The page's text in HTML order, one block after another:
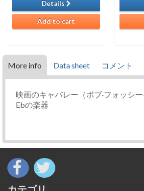
Details
Add to cart
More info Data sheet コメント
映画のキャバレー（ボブ·フォッシ
Ebの楽器